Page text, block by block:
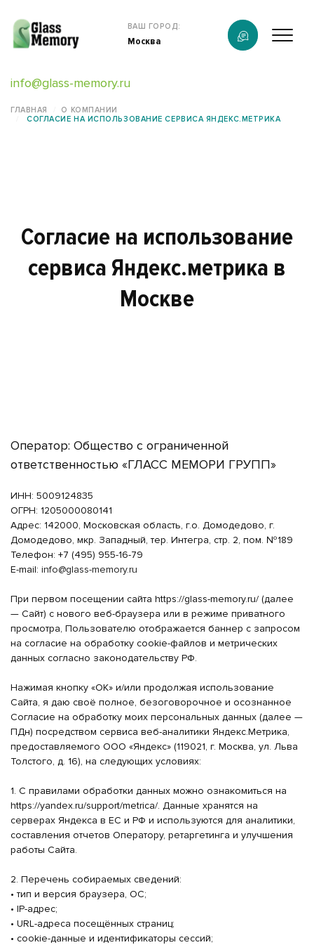
info@glass-memory.ru
ВАШ ГОРОД:
Москва
Продукция
Наши работы
информация
Контакты
ГЛАВНАЯ
О КОМПАНИИ
СОГЛАСИЕ НА ИСПОЛЬЗОВАНИЕ СЕРВИСА ЯНДЕКС.МЕТРИКА
Согласие на использование
сервиса Яндекс.метрика в
Москве
Оператор: Общество с ограниченной
ответственностью «ГЛАСС МЕМОРИ ГРУПП»
ИНН: 5009124835
ОГРН: 1205000080141
Адрес: 142000, Московская область, г.о. Домодедово, г.
Домодедово, мкр. Западный, тер. Интегра, стр. 2, пом. №189
Телефон: +7 (495) 955-16-79
E-mail: info@glass-memory.ru
При первом посещении сайта https://glass-memory.ru/ (далее
— Сайт) с нового веб-браузера или в режиме приватного
просмотра, Пользователю отображается баннер с запросом
на согласие на обработку cookie-файлов и метрических
данных согласно законодательству РФ.
Нажимая кнопку «ОК» и/или продолжая использование
Сайта, я даю своё полное, безоговорочное и осознанное
Согласие на обработку моих персональных данных (далее —
ПДн) посредством сервиса веб-аналитики Яндекс.Метрика,
предоставляемого ООО «Яндекс» (119021, г. Москва, ул. Льва
Толстого, д. 16), на следующих условиях:
1. С правилами обработки данных можно ознакомиться на
https://yandex.ru/support/metrica/. Данные хранятся на
серверах Яндекса в ЕС и РФ и используются для аналитики,
составления отчетов Оператору, ретаргетинга и улучшения
работы Сайта.
2. Перечень собираемых сведений:
• тип и версия браузера, ОС;
• IP-адрес;
• URL-адреса посещённых страниц;
• cookie-данные и идентификаторы сессий;